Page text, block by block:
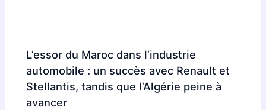
L’essor du Maroc dans l’industrie
automobile : un succès avec Renault et
Stellantis, tandis que l’Algérie peine à
avancer